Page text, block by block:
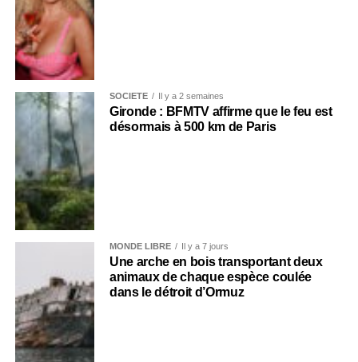
SOCIÉTÉ Il y a 2 semaines
Gironde : BFMTV affirme que le feu est
désormais à 500 km de Paris
MONDE LIBRE Il y a 7 jours
Une arche en bois transportant deux
animaux de chaque espèce coulée
dans le détroit d’Ormuz